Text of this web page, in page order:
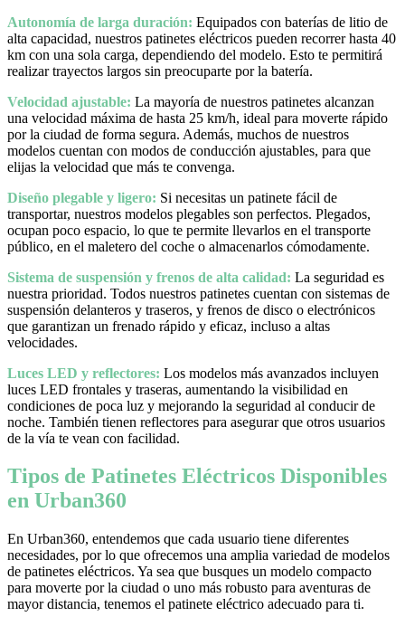
Autonomía de larga duración: Equipados con baterías de litio de
alta capacidad, nuestros patinetes eléctricos pueden recorrer hasta 40
km con una sola carga, dependiendo del modelo. Esto te permitirá
realizar trayectos largos sin preocuparte por la batería.
Velocidad ajustable: La mayoría de nuestros patinetes alcanzan
una velocidad máxima de hasta 25 km/h, ideal para moverte rápido
por la ciudad de forma segura. Además, muchos de nuestros
modelos cuentan con modos de conducción ajustables, para que
elijas la velocidad que más te convenga.
Diseño plegable y ligero: Si necesitas un patinete fácil de
transportar, nuestros modelos plegables son perfectos. Plegados,
ocupan poco espacio, lo que te permite llevarlos en el transporte
público, en el maletero del coche o almacenarlos cómodamente.
Sistema de suspensión y frenos de alta calidad: La seguridad es
nuestra prioridad. Todos nuestros patinetes cuentan con sistemas de
suspensión delanteros y traseros, y frenos de disco o electrónicos
que garantizan un frenado rápido y eficaz, incluso a altas
velocidades.
Luces LED y reflectores: Los modelos más avanzados incluyen
luces LED frontales y traseras, aumentando la visibilidad en
condiciones de poca luz y mejorando la seguridad al conducir de
noche. También tienen reflectores para asegurar que otros usuarios
de la vía te vean con facilidad.
Tipos de Patinetes Eléctricos Disponibles
en Urban360
En Urban360, entendemos que cada usuario tiene diferentes
necesidades, por lo que ofrecemos una amplia variedad de modelos
de patinetes eléctricos. Ya sea que busques un modelo compacto
para moverte por la ciudad o uno más robusto para aventuras de
mayor distancia, tenemos el patinete eléctrico adecuado para ti.